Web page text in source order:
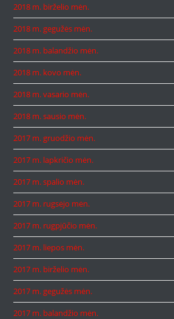
2018 m. birželio mėn.
2018 m. gegužės mėn.
2018 m. balandžio mėn.
2018 m. kovo mėn.
2018 m. vasario mėn.
2018 m. sausio mėn.
2017 m. gruodžio mėn.
2017 m. lapkričio mėn.
2017 m. spalio mėn.
2017 m. rugsėjo mėn.
2017 m. rugpjūčio mėn.
2017 m. liepos mėn.
2017 m. birželio mėn.
2017 m. gegužės mėn.
2017 m. balandžio mėn.